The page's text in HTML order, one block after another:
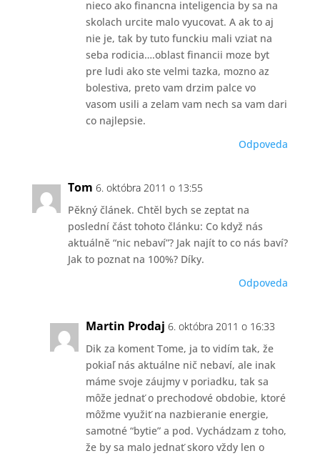
nieco ako financna inteligencia by sa na
skolach urcite malo vyucovat. A ak to aj
nie je, tak by tuto funckiu mali vziat na
seba rodicia….oblast financii moze byt
pre ludi ako ste velmi tazka, mozno az
bolestiva, preto vam drzim palce vo
vasom usili a zelam vam nech sa vam dari
co najlepsie.
Odpoveda
Tom 6. októbra 2011 o 13:55
Pěkný článek. Chtěl bych se zeptat na
poslední část tohoto článku: Co když nás
aktuálně “nic nebaví”? Jak najít to co nás baví?
Jak to poznat na 100%? Díky.
Odpoveda
Martin Prodaj 6. októbra 2011 o 16:33
Dik za koment Tome, ja to vidím tak, že
pokiaľ nás aktuálne nič nebaví, ale inak
máme svoje záujmy v poriadku, tak sa
môže jednať o prechodové obdobie, ktoré
môžme využiť na nazbieranie energie,
samotné “bytie” a pod. Vychádzam z toho,
že by sa malo jednať skoro vždy len o